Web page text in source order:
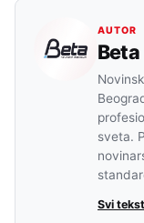
AUTOR
Beta
sveta.
Svi